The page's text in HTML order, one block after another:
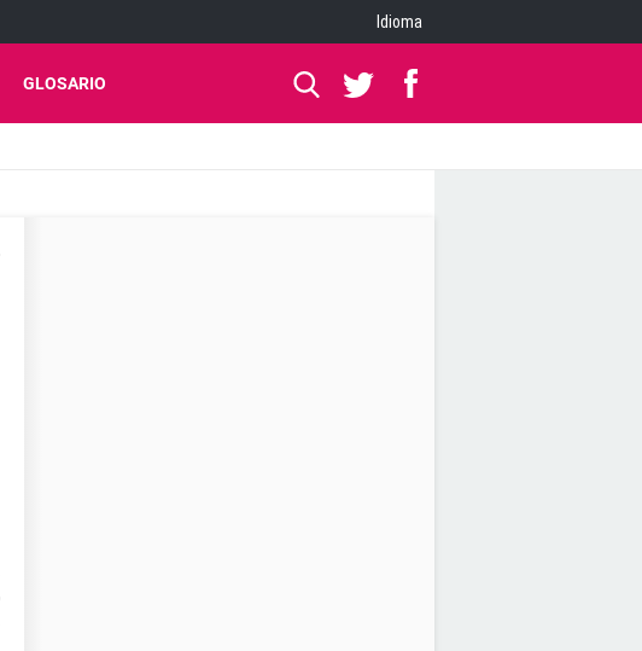
Idioma
GLOSARIO